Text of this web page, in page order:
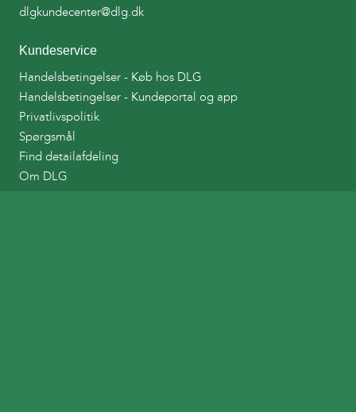
dlgkundecenter@dlg.dk
Kundeservice
Handelsbetingelser - Køb hos DLG
Handelsbetingelser - Kundeportal og app
Privatlivspolitik
Spørgsmål
Find detailafdeling
Om DLG